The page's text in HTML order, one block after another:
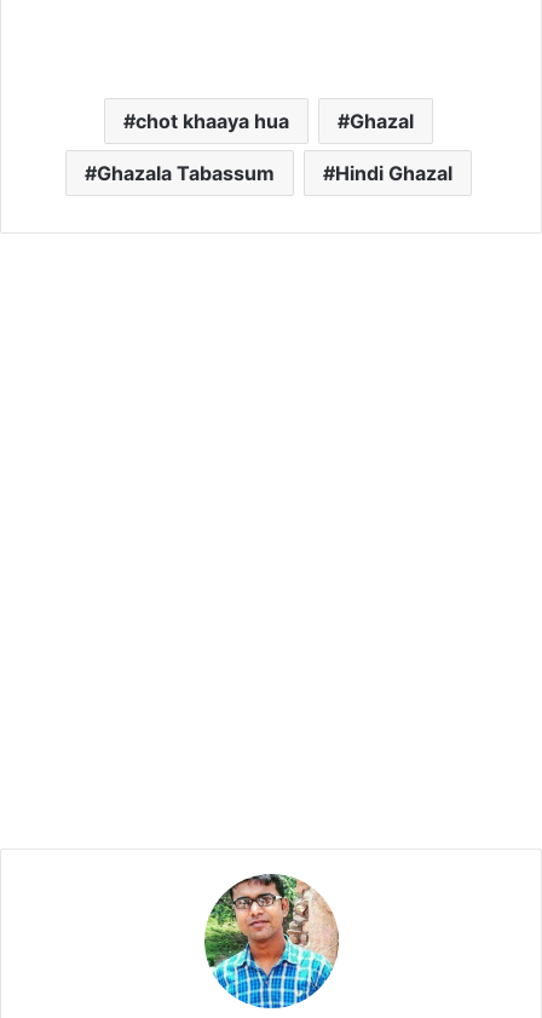
chot khaaya hua Ghazal
Ghazala Tabassum Hindi Ghazal